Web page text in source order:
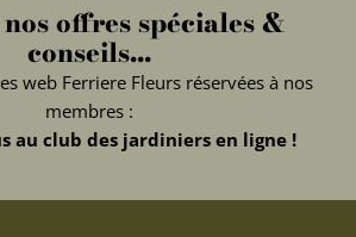
nos offres spéciales &
conseils...
web Ferriere Fleurs réservées à nos
membres :
au club des jardiniers en ligne !